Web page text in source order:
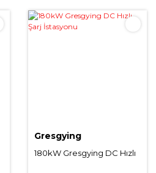
Gresgying
180kW Gresgying DC Hızlı